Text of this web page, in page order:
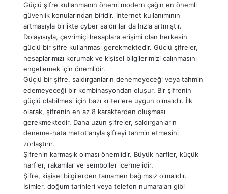
Güçlü şifre kullanmanın önemi modern çağın en önemli
güvenlik konularından biridir. İnternet kullanımının
artmasıyla birlikte cyber saldırılar da hızla artmıştır.
Dolayısıyla, çevrimiçi hesaplara erişimi olan herkesin
güçlü bir şifre kullanması gerekmektedir. Güçlü şifreler,
hesaplarımızı korumak ve kişisel bilgilerimizi çalınmasını
engellemek için önemlidir.
Güçlü bir şifre, saldırganların denemeyeceği veya tahmin
edemeyeceği bir kombinasyondan oluşur. Bir şifrenin
güçlü olabilmesi için bazı kriterlere uygun olmalıdır. İlk
olarak, şifrenin en az 8 karakterden oluşması
gerekmektedir. Daha uzun şifreler, saldırganların
deneme-hata metotlarıyla şifreyi tahmin etmesini
zorlaştırır.
Şifrenin karmaşık olması önemlidir. Büyük harfler, küçük
harfler, rakamlar ve semboller içermelidir.
Şifre, kişisel bilgilerden tamamen bağımsız olmalıdır.
İsimler, doğum tarihleri veya telefon numaraları gibi